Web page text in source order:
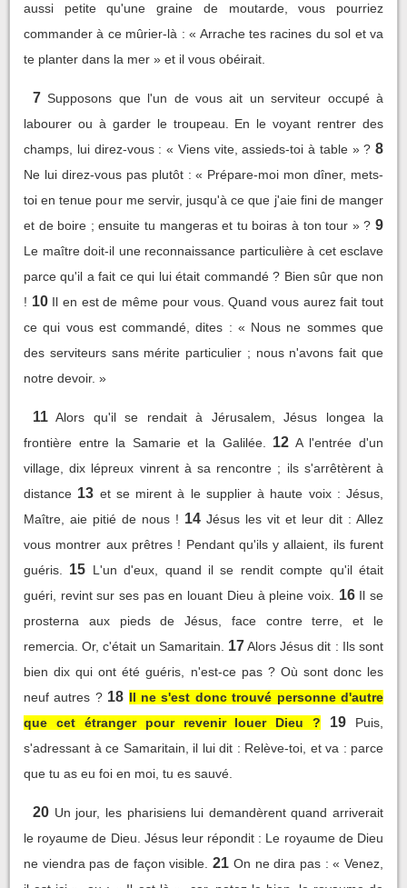
aussi petite qu'une graine de moutarde, vous pourriez
commander à ce mûrier-là : « Arrache tes racines du sol et va
te planter dans la mer » et il vous obéirait.
7 Supposons que l'un de vous ait un serviteur occupé à
labourer ou à garder le troupeau. En le voyant rentrer des
champs, lui direz-vous : « Viens vite, assieds-toi à table » ? 8
Ne lui direz-vous pas plutôt : « Prépare-moi mon dîner, mets-
toi en tenue pour me servir, jusqu'à ce que j'aie fini de manger
et de boire ; ensuite tu mangeras et tu boiras à ton tour » ? 9
Le maître doit-il une reconnaissance particulière à cet esclave
parce qu'il a fait ce qui lui était commandé ? Bien sûr que non
! 10 Il en est de même pour vous. Quand vous aurez fait tout
ce qui vous est commandé, dites : « Nous ne sommes que
des serviteurs sans mérite particulier ; nous n'avons fait que
notre devoir. »
11 Alors qu'il se rendait à Jérusalem, Jésus longea la
frontière entre la Samarie et la Galilée.
12 A l'entrée d'un
village, dix lépreux vinrent à sa rencontre ; ils s'arrêtèrent à
distance 13 et se mirent à le supplier à haute voix : Jésus,
Maître, aie pitié de nous ! 14 Jésus les vit et leur dit : Allez
vous montrer aux prêtres ! Pendant qu'ils y allaient, ils furent
guéris.
15 L'un d'eux, quand il se rendit compte qu'il était
guéri, revint sur ses pas en louant Dieu à pleine voix.
16 Il se
prosterna aux pieds de Jésus, face contre terre, et le
remercia. Or, c'était un Samaritain.
17Alors Jésus dit : Ils sont
bien dix qui ont été guéris, n'est-ce pas ? Où sont donc les
neuf autres ? 18 Il ne s'est donc trouvé personne d'autre
que cet étranger pour revenir louer Dieu ?
19
Puis,
s'adressant à ce Samaritain, il lui dit : Relève-toi, et va : parce
que tu as eu foi en moi, tu es sauvé.
20 Un jour, les pharisiens lui demandèrent quand arriverait
le royaume de Dieu. Jésus leur répondit : Le royaume de Dieu
ne viendra pas de façon visible. 21 On ne dira pas : « Venez,